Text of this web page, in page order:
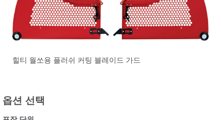
힐티 월쏘용 플러쉬 커팅 블레이드 가드
옵션 선택